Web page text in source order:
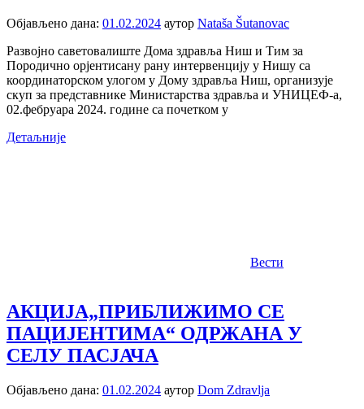
Објављено дана: 01.02.2024 аутор Nataša Šutanovac
Развојно саветовалиште Дома здравља Ниш и Тим за
Породично орјентисану рану интервенцију у Нишу са
координаторском улогом у Дому здравља Ниш, организује
скуп за представнике Министарства здравља и УНИЦЕФ-а,
02.фебруара 2024. године са почетком у
Детаљније
Вести
АКЦИЈА„ПРИБЛИЖИМО СЕ
ПАЦИЈЕНТИМА“ ОДРЖАНА У
СЕЛУ ПАСЈАЧА
Објављено дана: 01.02.2024 аутор Dom Zdravlja